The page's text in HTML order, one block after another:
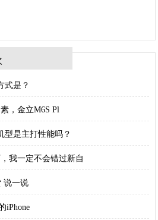
式是？
，金立M6S Pl
型是主打性能吗？
我一定不会错过新自
说一说
iPhone